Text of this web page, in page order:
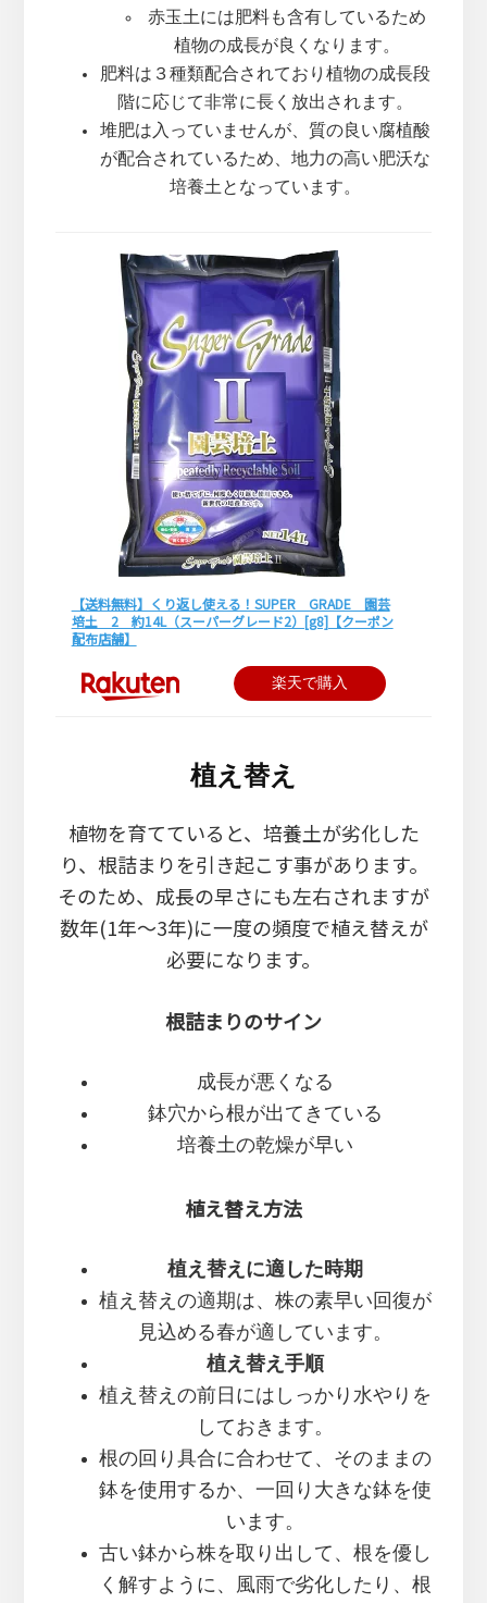
赤玉土には肥料も含有しているため
植物の成長が良くなります。
肥料は３種類配合されており植物の成長段
階に応じて非常に長く放出されます。
堆肥は入っていませんが、質の良い腐植酸
が配合されているため、地力の高い肥沃な
培養土となっています。
【送料無料】くり返し使える！SUPER GRADE 園芸
培土 2 約14L（スーパーグレード2）[g8]【クーポン
配布店舗】
楽天で購入
植え替え
植物を育てていると、培養土が劣化した
り、根詰まりを引き起こす事があります。
そのため、成長の早さにも左右されますが
数年(1年～3年)に一度の頻度で植え替えが
必要になります。
根詰まりのサイン
成長が悪くなる
鉢穴から根が出てきている
培養土の乾燥が早い
植え替え方法
植え替えに適した時期
植え替えの適期は、株の素早い回復が
見込める春が適しています。
植え替え手順
植え替えの前日にはしっかり水やりを
しておきます。
根の回り具合に合わせて、そのままの
鉢を使用するか、一回り大きな鉢を使
います。
古い鉢から株を取り出して、根を優し
く解すように、風雨で劣化したり、根